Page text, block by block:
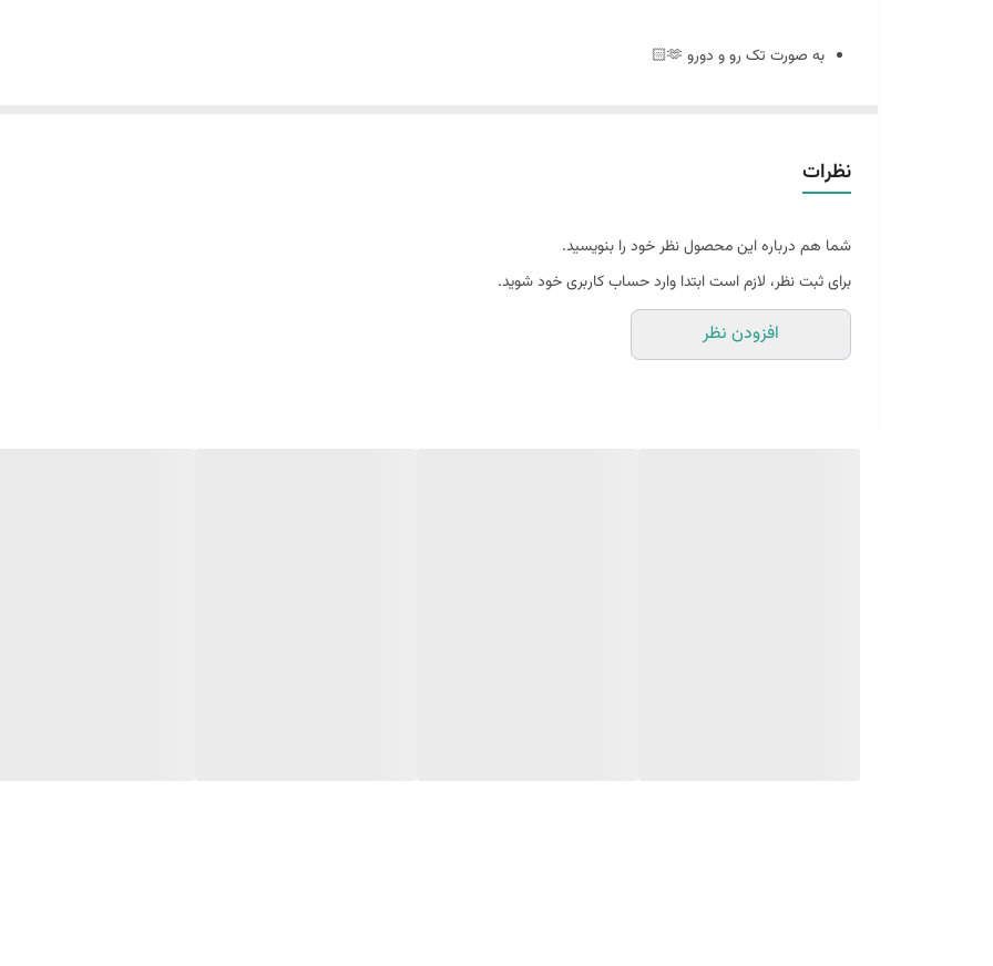
به صورت تک رو و دورو 🫶🏻
و به صورت پشت و رو جلد مجله های معروف چاپ میشه
نظرات
شما هم درباره این محصول نظر خود را بنویسید.
برای ثبت نظر، لازم است ابتدا وارد حساب کاربری خود شوید.
افزودن نظر